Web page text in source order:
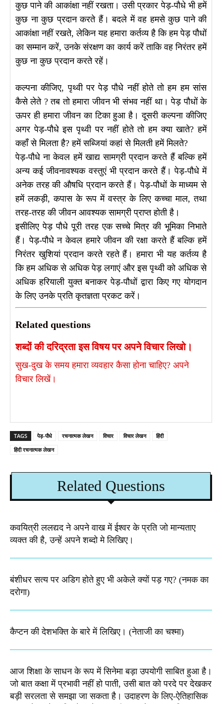
कुछ पाने की आकांक्षा नहीं रखता। उसी प्रकार पेड़-पौधे भी हमें
कुछ ना कुछ प्रदान करते हैं। बदले में वह हमसे कुछ पाने की
आकांक्षा नहीं रखते, लेकिन यह हमारा कर्तव्य है कि हम पेड़ पौधों
का सम्मान करें, उनके संरक्षण का कार्य करें ताकि वह निरंतर हमें
कुछ ना कुछ प्रदान करते रहें।
कल्पना कीजिए, पृथ्वी पर पेड़ पौधे नहीं होते तो हम हम सांस
कैसे लेते ? तब तो हमारा जीवन भी संभव नहीं था। पेड़ पौधों के
ऊपर ही हमारा जीवन का टिका हुआ है। दूसरी कल्पना कीजिए
अगर पेड़-पौधे इस पृथ्वी पर नहीं होते तो हम क्या खाते? हमें
कहाँ से मिलता है? हमें सब्जियां कहां से मिलती हमें मिलते?
पेड़-पौधे ना केवल हमें खाद्य सामग्री प्रदान करते हैं बल्कि हमें
अन्य कई जीवनावश्यक वस्तुएं भी प्रदान करते हैं। पेड़-पौधे में
अनेक तरह की औषधि प्रदान करते हैं। पेड़-पौधों के माध्यम से
हमें लकड़ी, कपास के रूप में वस्त्र के लिए कच्चा माल, तथा
तरह-तरह की जीवन आवश्यक सामग्री प्राप्त होती है।
इसीलिए पेड़ पौधे पूरी तरह एक सच्चे मित्र की भूमिका निभाते
हैं। पेड़-पौधे न केवल हमारे जीवन की रक्षा करते हैं बल्कि हमें
निरंतर खुशियां प्रदान करते रहते हैं। हमारा भी यह कर्तव्य है
कि हम अधिक से अधिक पेड़ लगाएं और इस पृथ्वी को अधिक से
अधिक हरियाली युक्त बनाकर पेड़-पौधों द्वारा किए गए योगदान
के लिए उनके प्रति कृतज्ञता प्रकट करें।
Related questions
शब्दों की दरिद्रता इस विषय पर अपने विचार लिखो​।
सुख-दुख के समय हमारा व्यवहार कैसा होना चाहिए? अपने
विचार लिखें।
TAGS पेड़-पौधे रचनात्मक लेखन विचार विचार लेखन
हिंदी
हिंदी रचनात्मक लेखन
Related Questions
कवयित्री ललद्यद ने अपने वाख में ईश्वर के प्रति जो मान्यताए
व्यक्त की है, उन्हें अपने शब्दो मे लिखिए।
बंशीधर सत्य पर अडिग होते हुए भी अकेले क्यों पड़ गए? (नमक का
दरोगा)
कैप्टन की देशभक्ति के बारे में लिखिए।​ (नेताजी का चश्मा)
आज शिक्षा के साधन के रूप में सिनेमा बड़ा उपयोगी साबित हुआ है।
जो बात कक्षा में प्रभावी नहीं हो पाती, उसी बात को परदे पर देखकर
बड़ी सरलता से समझा जा सकता है। उदाहरण के लिए-ऐतिहासिक